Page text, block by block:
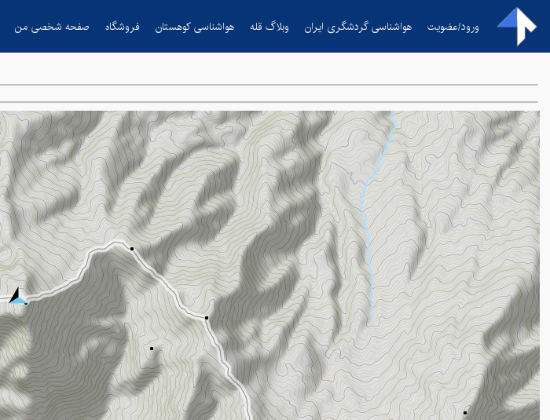
ورود/عضویت هواشناسی گردشگری ایران وبلاگ قله هواشناسی کوهستان فروشگاه صفحه شخصی من